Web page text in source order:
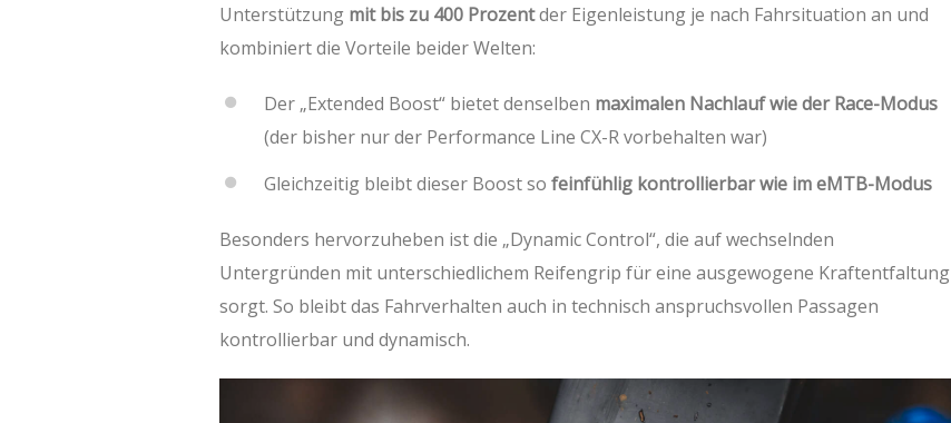
Unterstützung mit bis zu 400 Prozentder Eigenleistung je nach Fahrsituation an und
kombiniert die Vorteile beider Welten:
Der „Extended Boost“ bietet denselben maximalen Nachlauf wie der Race-Modus
(der bisher nur der Performance Line CX-R vorbehalten war)
Gleichzeitig bleibt dieser Boost so feinfühlig kontrollierbar wie im eMTB-Modus
Besonders hervorzuheben ist die „Dynamic Control“, die auf wechselnden
Untergründen mit unterschiedlichem Reifengrip für eine ausgewogene Kraftentfaltung
sorgt. So bleibt das Fahrverhalten auch in technisch anspruchsvollen Passagen
kontrollierbar und dynamisch.